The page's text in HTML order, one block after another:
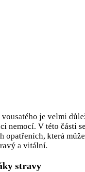
je velmi
nemocí. V této části
opatřeních, která
a vitální.
stravy